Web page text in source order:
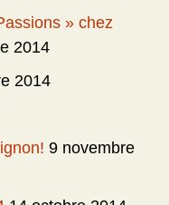
» chez
2014
2014
9 novembre